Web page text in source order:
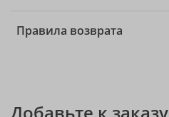
Правила возврата